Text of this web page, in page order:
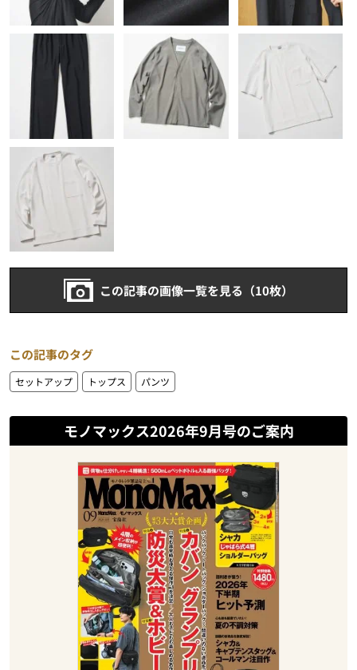
この記事の画像一覧を見る（10枚）
この記事のタグ
セットアップ トップス パンツ
モノマックス2026年9月号のご案内